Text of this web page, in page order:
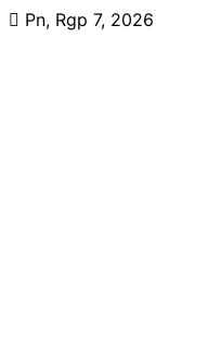
SkipPn, Rgp 7, 2026